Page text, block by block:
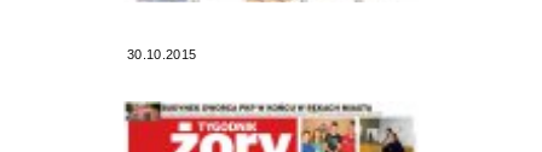
30.10.2015